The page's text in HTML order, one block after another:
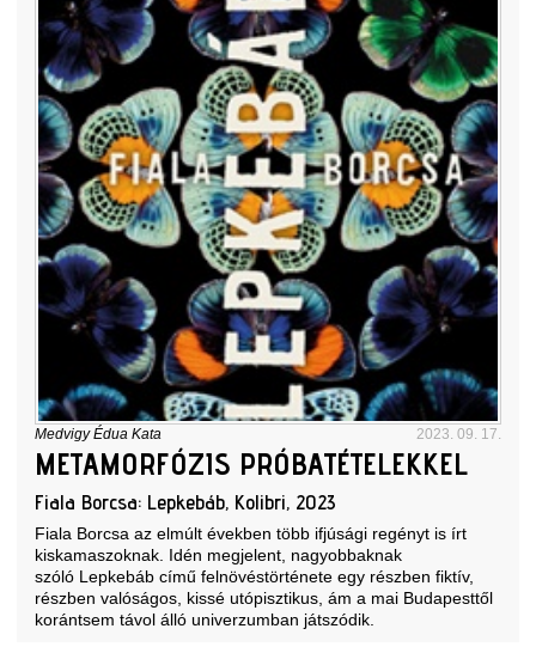
Medvigy Édua Kata 2023. 09. 17.
METAMORFÓZIS PRÓBATÉTELEKKEL
Fiala Borcsa: Lepkebáb, Kolibri, 2023
Fiala Borcsa az elmúlt években több ifjúsági regényt is írt
kiskamaszoknak. Idén megjelent, nagyobbaknak
szóló Lepkebáb című felnövéstörténete egy részben fiktív,
részben valóságos, kissé utópisztikus, ám a mai Budapesttől
korántsem távol álló univerzumban játszódik.